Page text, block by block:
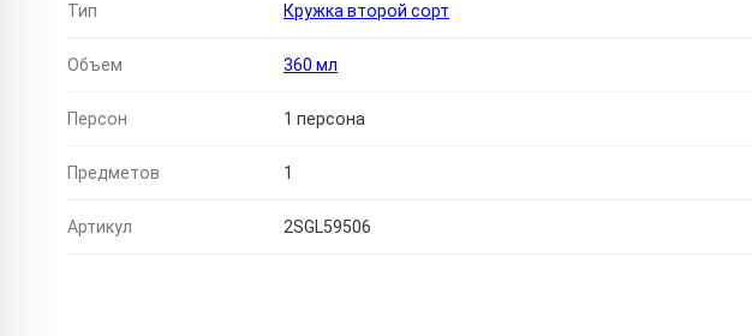
Тип Кружка второй сорт
Объем 360 мл
Персон 1 персона
Предметов 1
Артикул 2SGL59506